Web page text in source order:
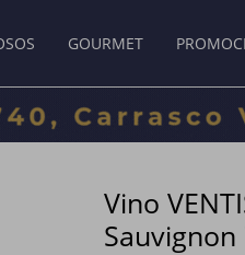
GOURMET
Vino
Sauvignon